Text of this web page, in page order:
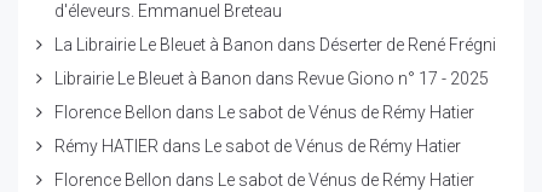
d'éleveurs. Emmanuel Breteau
La Librairie Le Bleuet à Banon dans Déserter de René Frégni
Librairie Le Bleuet à Banon dans Revue Giono n° 17 - 2025
Florence Bellon dans Le sabot de Vénus de Rémy Hatier
Rémy HATIER dans Le sabot de Vénus de Rémy Hatier
Florence Bellon dans Le sabot de Vénus de Rémy Hatier